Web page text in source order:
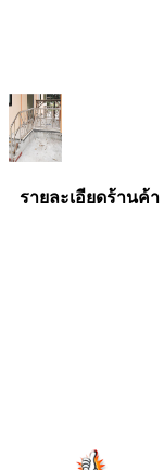
รายละเอียดร้านค้า